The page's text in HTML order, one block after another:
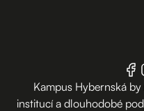
Kampus Hybernská
institucí a dlouhodobé